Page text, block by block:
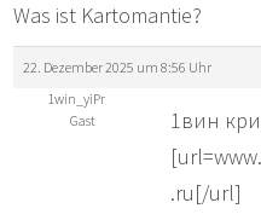
Was ist Kartomantie?
22. Dezember 2025 um 8:56 Uhr
1win_yiPr
Gast
1вин
.ru[/url]